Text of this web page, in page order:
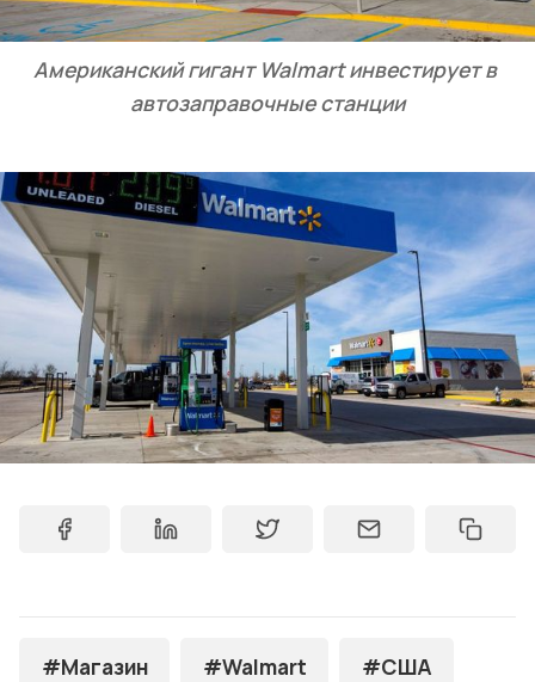
Американский гигант Walmart инвестирует в
автозаправочные станции
#Магазин #Walmart #США